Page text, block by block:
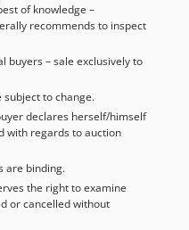
of knowledge –
recommends to inspect
buyers – sale exclusively to
to change.
declares herself/himself
with regards to auction
are binding.
the right to examine
or cancelled without